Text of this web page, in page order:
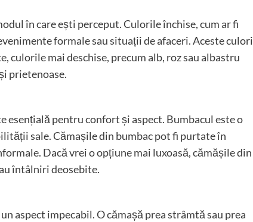
în care ești perceput. Culorile închise, cum ar fi
formale sau situații de afaceri. Aceste culori
culorile mai deschise, precum alb, roz sau albastru
prietenoase.
pentru confort și aspect. Bumbacul este o
sale. Cămașile din bumbac pot fi purtate în
Dacă vrei o opțiune mai luxoasă, cămășile din
întâlniri deosebite.
aspect impecabil. O cămașă prea strâmtă sau prea